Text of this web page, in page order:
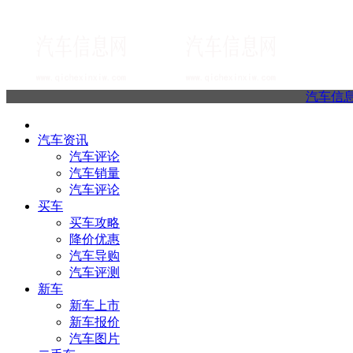
汽车信
汽车资讯
汽车评论
汽车销量
汽车评论
买车
买车攻略
降价优惠
汽车导购
汽车评测
新车
新车上市
新车报价
汽车图片